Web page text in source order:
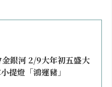
銀河 2/9大年初五盛大
提燈「鴻運豬」